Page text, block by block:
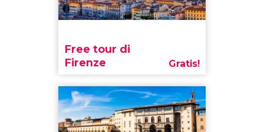
Free tour di
Firenze
Gratis!